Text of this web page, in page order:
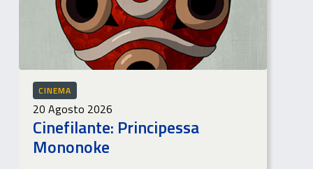
CINEMA
20 Agosto 2026
Cinefilante: Principessa
Mononoke